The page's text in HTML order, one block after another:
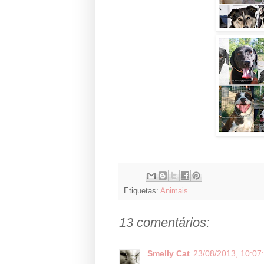
Etiquetas: Animais
13 comentários:
Smelly Cat 23/08/2013,